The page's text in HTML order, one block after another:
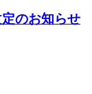
のお知らせ